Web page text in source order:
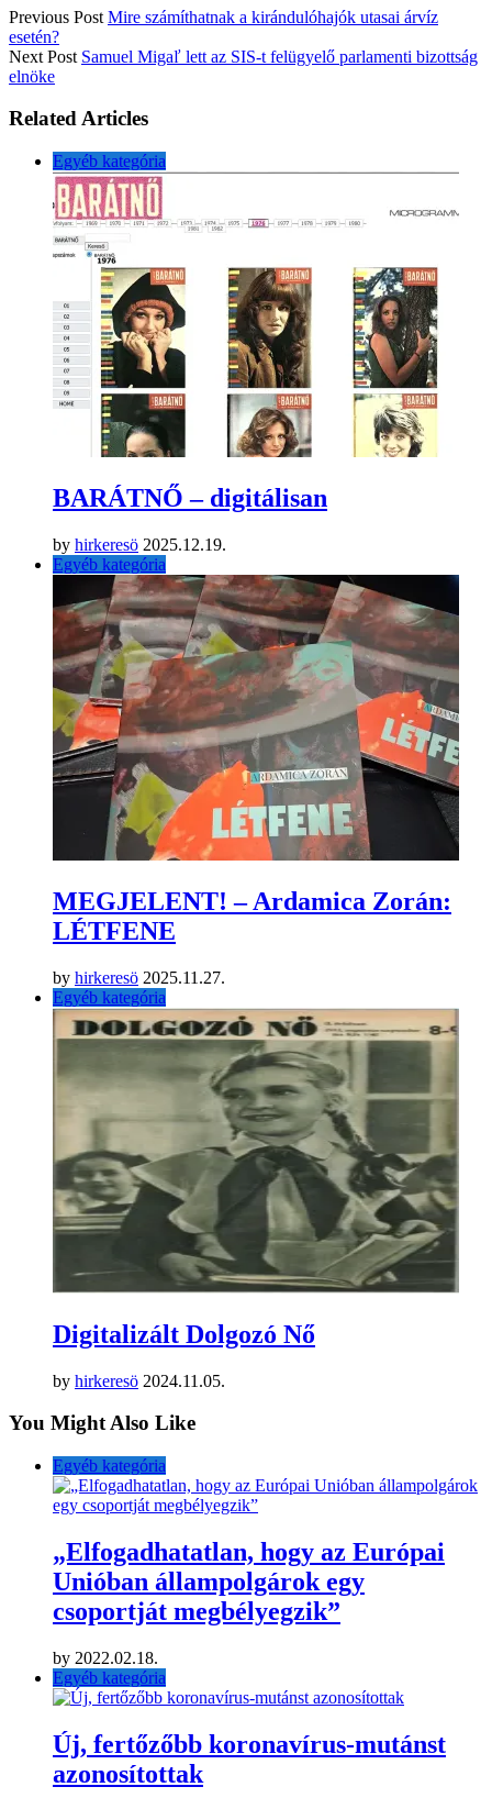
Previous Post Mire számíthatnak a kirándulóhajók utasai árvíz
esetén?
Next Post Samuel Migaľ lett az SIS-t felügyelő parlamenti bizottság
elnöke
Related Articles
Egyéb kategória
BARÁTNŐ – digitálisan
by hirkeresö 2025.12.19.
Egyéb kategória
MEGJELENT! – Ardamica Zorán:
LÉTFENE
by hirkeresö 2025.11.27.
Egyéb kategória
Digitalizált Dolgozó Nő
by hirkeresö 2024.11.05.
You Might Also Like
Egyéb kategória
„Elfogadhatatlan, hogy az Európai
Unióban állampolgárok egy
csoportját megbélyegzik”
by 2022.02.18.
Egyéb kategória
Új, fertőzőbb koronavírus-mutánst
azonosítottak